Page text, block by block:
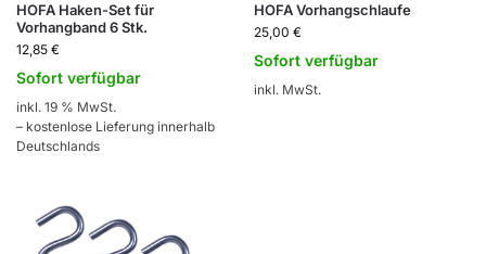
HOFA Haken-Set für
Vorhangband 6 Stk.
12,85 €
Sofort verfügbar
inkl. 19 % MwSt.
– kostenlose Lieferung innerhalb
Deutschlands
HOFA Vorhangschlaufe
25,00 €
Sofort verfügbar
inkl. MwSt.